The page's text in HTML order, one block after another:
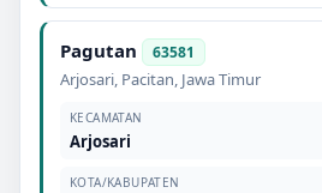
Pagutan 63581
Arjosari, Pacitan, Jawa Timur
KECAMATAN
Arjosari
KOTA/KABUPATEN